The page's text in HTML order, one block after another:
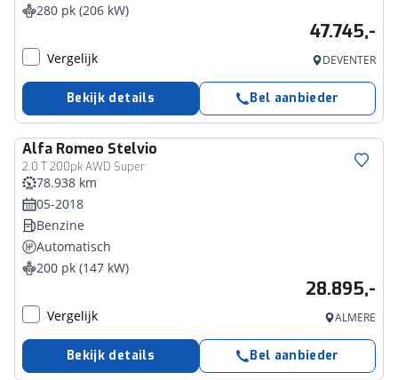
280 pk (206 kW)
47.745,-
Vergelijk DEVENTER
Bekijk details Bel aanbieder
Alfa Romeo Stelvio
2.0 T 200pk AWD Super
78.938 km
05-2018
Benzine
Automatisch
200 pk (147 kW)
28.895,-
Vergelijk ALMERE
Bekijk details Bel aanbieder